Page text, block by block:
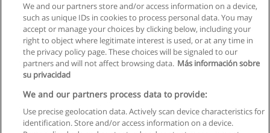
Regulamin
We and our partners store and/or access information on a device,
such as unique IDs in cookies to process personal data. You may
accept or manage your choices by clicking below, including your
right to object where legitimate interest is used, or at any time in
the privacy policy page. These choices will be signaled to our
partners and will not affect browsing data. Más información sobre
su privacidad
We and our partners process data to provide:
Use precise geolocation data. Actively scan device characteristics for
identification. Store and/or access information on a device.